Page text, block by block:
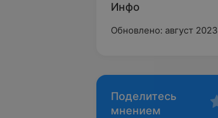
Инфо
Обновлено: август 2023
Поделитесь
мнением